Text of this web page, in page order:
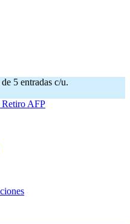
5 entradas c/u.
AFP